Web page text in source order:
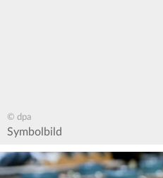
© dpa
Symbolbild